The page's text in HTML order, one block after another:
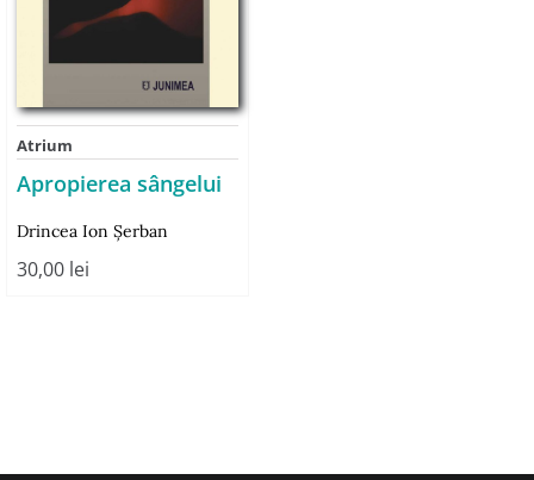
Atrium
Apropierea sângelui
Drincea Ion Şerban
30,00 lei